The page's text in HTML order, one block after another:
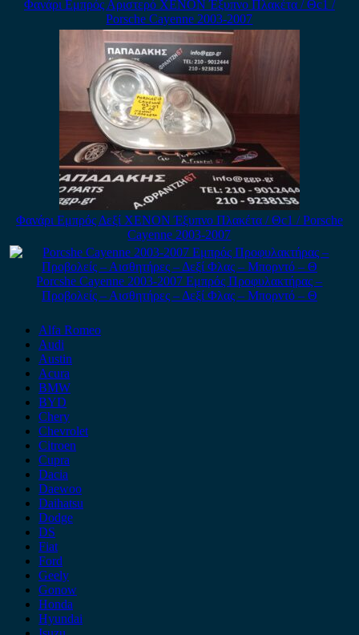
Φανάρι Εμπρός Αριστερό XENON Έξυπνο Πλακέτα / Θc1 /
Porsche Cayenne 2003-2007
Φανάρι Εμπρός Δεξί XENON Έξυπνο Πλακέτα / Θc1 / Porsche
Cayenne 2003-2007
Porcshe Cayenne 2003-2007 Εμπρός Προφυλακτήρας –
Προβολείς – Αισθητήρες – Δεξί Φλας – Μπορντό – Θ
Alfa Romeo
Audi
Austin
Acura
BMW
BYD
Chery
Chevrolet
Citroen
Cupra
Dacia
Daewoo
Daihatsu
Dodge
DS
Fiat
Ford
Geely
Gonow
Honda
Hyundai